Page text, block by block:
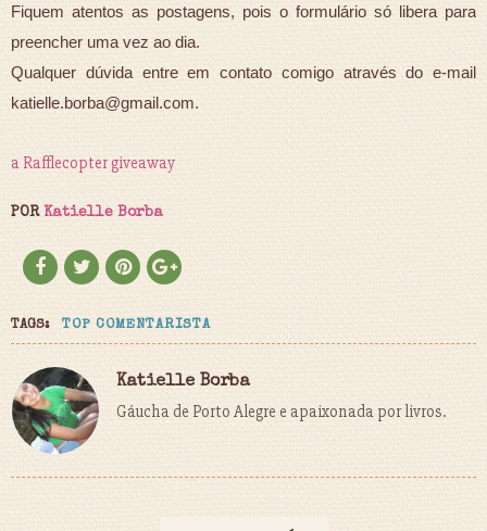
Fiquem atentos as postagens, pois o formulário só libera para
preencher uma vez ao dia.
Qualquer dúvida entre em contato comigo através do e-mail
katielle.borba@gmail.com.
a Rafflecopter giveaway
PORKatielle Borba
TAGS: TOP COMENTARISTA
Katielle Borba
Gáucha de Porto Alegre e apaixonada por livros.